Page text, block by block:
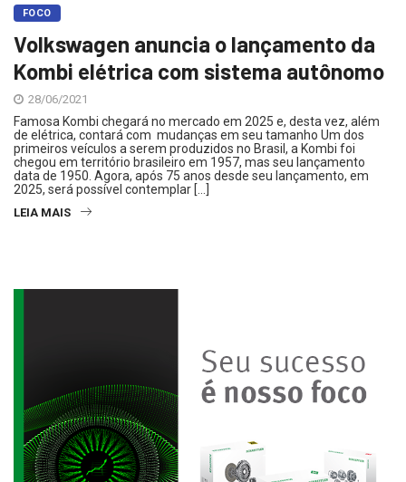
FOCO
Volkswagen anuncia o lançamento da
Kombi elétrica com sistema autônomo
28/06/2021
Famosa Kombi chegará no mercado em 2025 e, desta vez, além
de elétrica, contará com mudanças em seu tamanho Um dos
primeiros veículos a serem produzidos no Brasil, a Kombi foi
chegou em território brasileiro em 1957, mas seu lançamento
data de 1950. Agora, após 75 anos desde seu lançamento, em
2025, será possível contemplar […]
LEIA MAIS